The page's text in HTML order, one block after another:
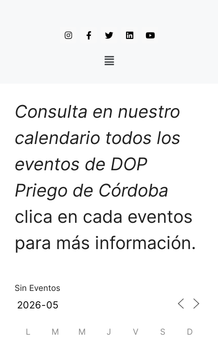
Consulta en nuestro
calendario todos los
eventos de DOP
Priego de Córdoba
clica en cada eventos
para más información.
Sin Eventos
L M M J V S D